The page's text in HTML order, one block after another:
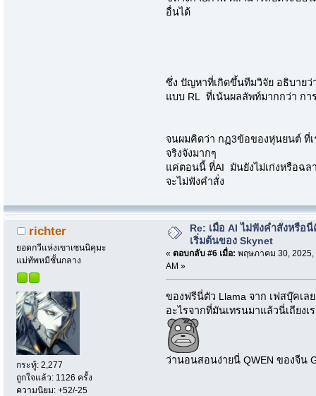
อื่นได้
ซึ่ง ปัญหาที่เกิดขึ้นทีมวิจัย อธิบายว่
แบบ RL ที่เน้นผลลัพท์มากกว่า กา
จนผมคิดว่า กฏ3ข้อของหุ่นยนต์ ที่
จริงจังมากๆ
แค่ตอนนี้ ที่AI มันยังไม่เก่งหรือฉล
จะไม่ฟังคำสั่ง
richter
ยอดกวีแห่งเขาเซนนิคุมะ
แม่ทัพหมีชั้นกลาง
กระทู้: 2,277
ถูกใจแล้ว: 1126 ครั้ง
ความนิยม: +52/-25
Re: เมื่อ AI ไม่ฟังค่ำสั่งหรือ
เริ่มต้นของ Skynet
« ตอบกลับ #6 เมื่อ: พฤษภาคม 30, 2025,
AM »
ของฟรีนี่ตัว Llama จาก เฟสบุ๊คเ
อะไรจากที่มันเทรนมาแล้วนี่เถียง
ว่านอนสอนง่ายนี่ QWEN ของจีน